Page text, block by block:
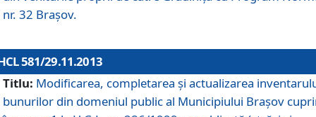
nr. 32 Braşov.
581/29.11.2013
Titlu: Modificarea, completarea şi actualizarea
bunurilor din domeniul public al Municipiului Braşov